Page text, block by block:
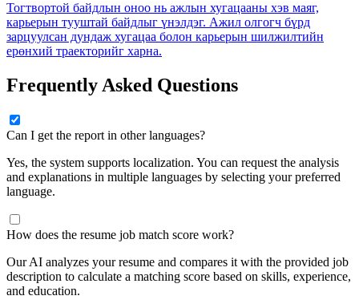
Тогтвортой байдлын оноо нь ажлын хугацааны хэв маяг,
карьерын тууштай байдлыг үнэлдэг. Ажил олгогч бүрд
зарцуулсан дундаж хугацаа болон карьерын шилжилтийн
ерөнхий траекторийг харна.
Frequently Asked Questions
Can I get the report in other languages?
Yes, the system supports localization. You can request the analysis
and explanations in multiple languages by selecting your preferred
language.
How does the resume job match score work?
Our AI analyzes your resume and compares it with the provided job
description to calculate a matching score based on skills, experience,
and education.